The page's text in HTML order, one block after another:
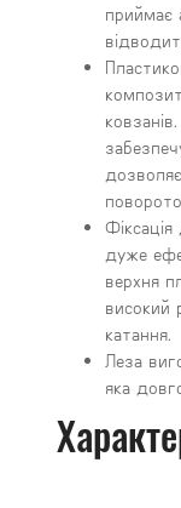
приймає
дуже
верхня
високий
катання.
Леза
яка